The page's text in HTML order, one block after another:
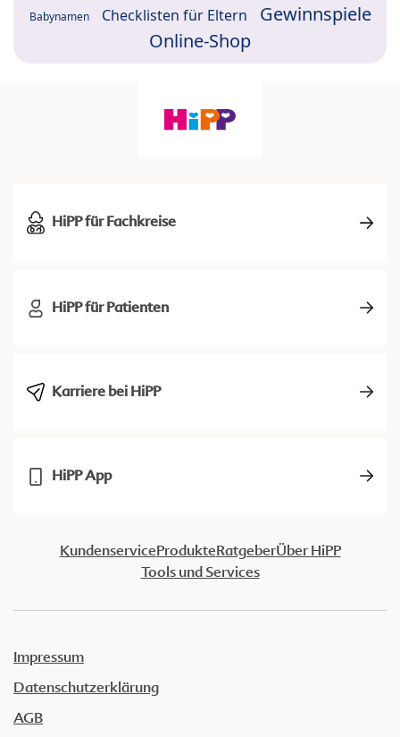
Babynamen Checklisten für Eltern
Gewinnspiele
Online-Shop
HiPP für Fachkreise
HiPP für Patienten
Karriere bei HiPP
HiPP App
KundenserviceProdukteRatgeberÜber HiPP
Tools und Services
Impressum
Datenschutzerklärung
AGB